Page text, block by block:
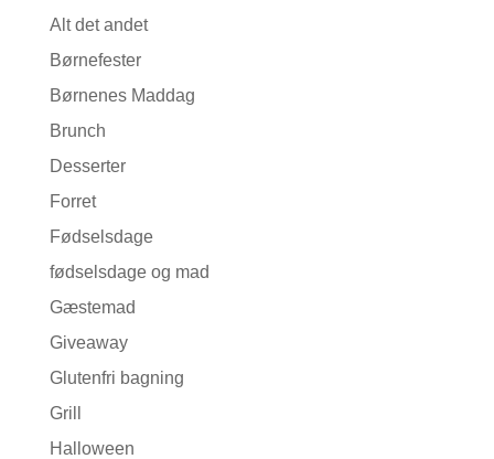
Alt det andet
Børnefester
Børnenes Maddag
Brunch
Desserter
Forret
Fødselsdage
fødselsdage og mad
Gæstemad
Giveaway
Glutenfri bagning
Grill
Halloween